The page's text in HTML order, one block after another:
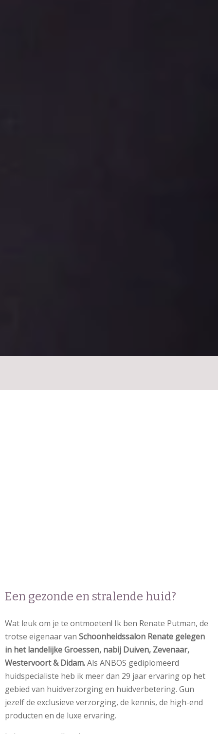
Een gezonde en stralende huid?
Wat leuk om je te ontmoeten! Ik ben Renate Putman, de
trotse eigenaar van Schoonheidssalon Renate gelegen
in het landelijke Groessen, nabij Duiven, Zevenaar,
Westervoort & Didam.Als ANBOS gediplomeerd
huidspecialiste heb ik meer dan 29 jaar ervaring op het
gebied van huidverzorging en huidverbetering. Gun
jezelf de exclusieve verzorging, de kennis, de high-end
producten en de luxe ervaring.